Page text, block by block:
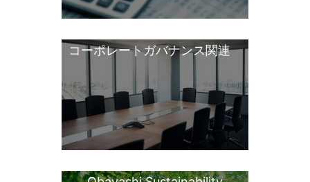
コーポレートガバナンス関連